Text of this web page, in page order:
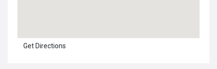
Get Directions